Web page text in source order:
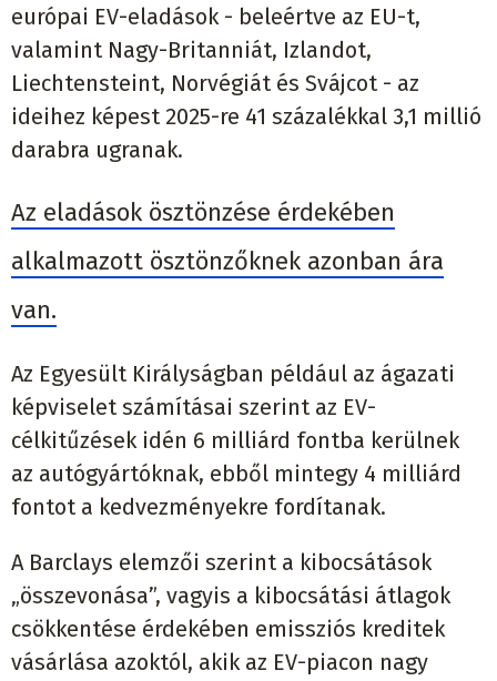
európai EV-eladások - beleértve az EU-t,
valamint Nagy-Britanniát, Izlandot,
Liechtensteint, Norvégiát és Svájcot - az
ideihez képest 2025-re 41 százalékkal 3,1 millió
darabra ugranak.
Az eladások ösztönzése érdekében
alkalmazott ösztönzőknek azonban ára
van.
Az Egyesült Királyságban például az ágazati
képviselet számításai szerint az EV-
célkitűzések idén 6 milliárd fontba kerülnek
az autógyártóknak, ebből mintegy 4 milliárd
fontot a kedvezményekre fordítanak.
A Barclays elemzői szerint a kibocsátások
„összevonása”, vagyis a kibocsátási átlagok
csökkentése érdekében emissziós kreditek
vásárlása azoktól, akik az EV-piacon nagy